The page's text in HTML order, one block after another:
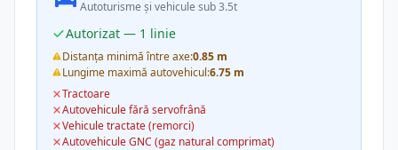
Autoturisme și vehicule sub 3.5t
Autorizat — 1 linie
Distanța minimă între axe:0.85 m
Lungime maximă autovehicul:6.75 m
Tractoare
Autovehicule fără servofrână
Vehicule tractate (remorci)
Autovehicule GNC (gaz natural comprimat)